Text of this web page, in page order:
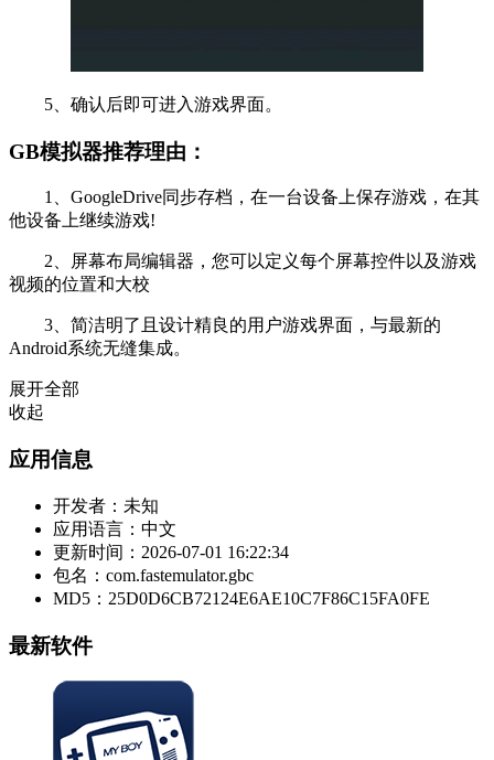
5、确认后即可进入游戏界面。
GB模拟器推荐理由：
1、GoogleDrive同步存档，在一台设备上保存游戏，在其
他设备上继续游戏!
2、屏幕布局编辑器，您可以定义每个屏幕控件以及游戏
视频的位置和大校
3、简洁明了且设计精良的用户游戏界面，与最新的
Android系统无缝集成。
展开全部
收起
应用信息
开发者： 未知
应用语言： 中文
更新时间： 2026-07-01 16:22:34
包名： com.fastemulator.gbc
MD5： 25D0D6CB72124E6AE10C7F86C15FA0FE
最新软件